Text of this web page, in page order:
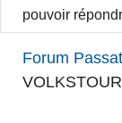
pouvoir
Forum Passat